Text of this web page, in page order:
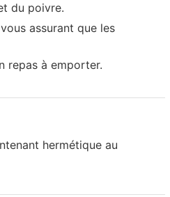
du poivre.
assurant que les
repas à emporter.
hermétique au